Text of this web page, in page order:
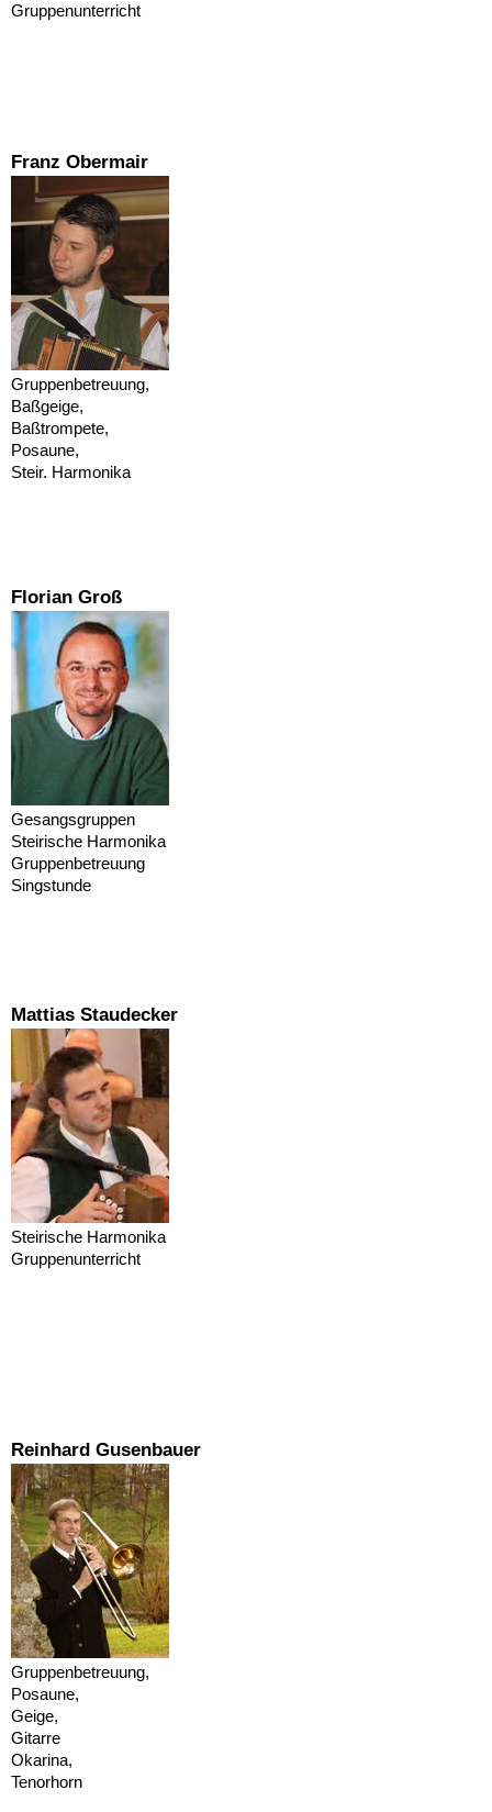
Gruppenunterricht
Franz Obermair
Gruppenbetreuung,
Baßgeige,
Baßtrompete,
Posaune,
Steir. Harmonika
Florian Groß
Gesangsgruppen
Steirische Harmonika
Gruppenbetreuung
Singstunde
Mattias Staudecker
Steirische Harmonika
Gruppenunterricht
Reinhard Gusenbauer
Gruppenbetreuung,
Posaune,
Geige,
Gitarre
Okarina,
Tenorhorn